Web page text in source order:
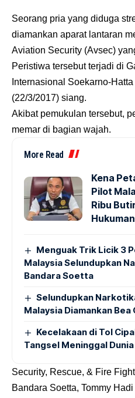
Seorang pria yang diduga
diamankan aparat lantaran
Aviation Security (Avsec)
Peristiwa tersebut terjadi di
Internasional Soekarno-
(22/3/2017) siang.
Akibat pemukulan tersebut,
memar di bagian wajah.
More Read
Kena
Pilot
Ribu
Menguak Trik Licik 3
Malaysia Selundupkan
Bandara Soetta
Selundupkan
Malaysia Diamankan
Kecelakaan di Tol
Tangsel Meninggal Dunia
Security, Rescue, & Fire
Bandara Soetta, Tommy